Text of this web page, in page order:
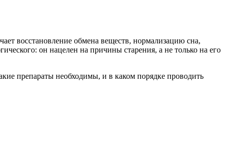
восстановление обмена веществ, нормализацию сна,
он нацелен на причины старения, а не только на его
препараты необходимы, и в каком порядке проводить